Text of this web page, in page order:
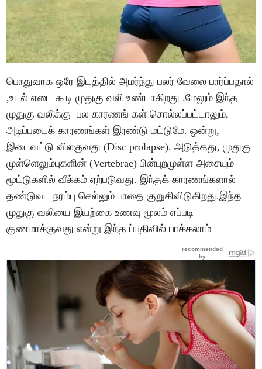
பொதுவாக ஒரே இடத்தில் அமர்ந்து பலர் வேலை பார்ப்பதால்
,உடல் எடை கூடி முதுகு வலி உண்டாகிறது .மேலும் இந்த
முதுகு வலிக்கு பல காரணங் கள் சொல்லப்பட்டாலும்,
அடிப்படைக் காரணங்கள் இரண்டு மட்டுமே. ஒன்று,
இடைவட்டு விலகுவது (Disc prolapse). அடுத்தது, முதுகு
முள்ளெலும்புகளின் (Vertebrae) பின்புறமுள்ள அசையும்
மூட்டுகளில் வீக்கம் ஏற்படுவது. இந்தக் காரணங்களால்
தண்டுவட நரம்பு செல்லும் பாதை குறுகிவிடுகிறது.இந்த
முதுகு வலியை இயற்கை உணவு மூலம் எப்படி
குணமாக்குவது என்று இந்த ப்பதிவில் பாக்கலாம்